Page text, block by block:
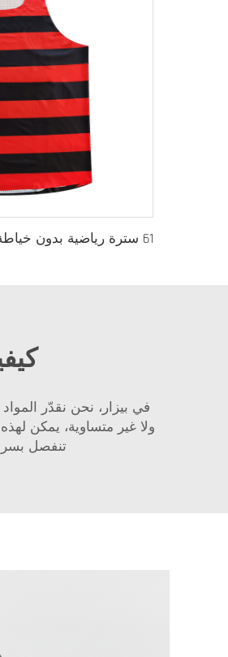
ولا غير متساوية، يمكن
تنفصل